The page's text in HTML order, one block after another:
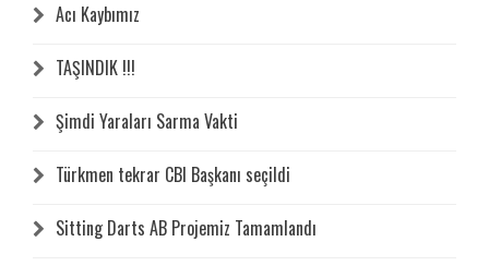
Acı Kaybımız
TAŞINDIK !!!
Şimdi Yaraları Sarma Vakti
Türkmen tekrar CBI Başkanı seçildi
Sitting Darts AB Projemiz Tamamlandı